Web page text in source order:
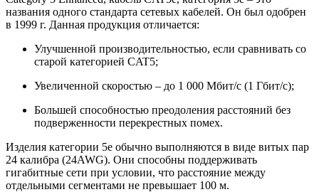
названия одного стандарта сетевых кабелей. Он был одобрен
в 1999 г. Данная продукция отличается:
Улучшенной производительностью, если сравнивать со
старой категорией CAT5;
Увеличенной скоростью – до 1 000 Мбит/с (1 Гбит/с);
Большей способностью преодоления расстояний без
подверженности перекрестных помех.
Изделия категории 5е обычно выполняются в виде витых пар
24 калибра (24AWG). Они способны поддерживать
гигабитные сети при условии, что расстояние между
отдельными сегментами не превышает 100 м.